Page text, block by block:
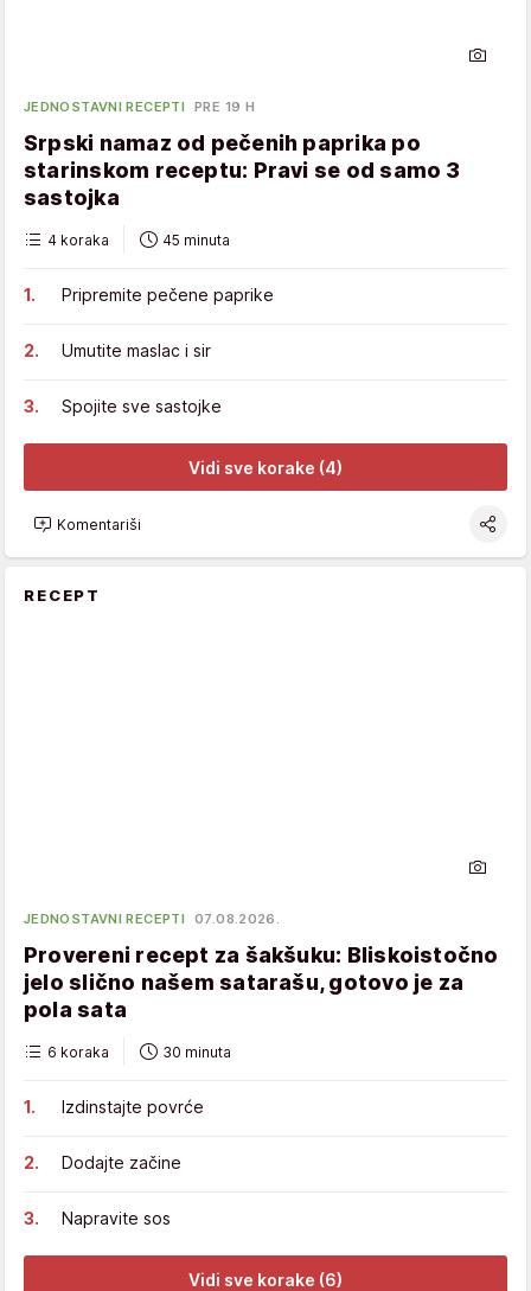
JEDNOSTAVNI RECEPTI PRE 19 H
Srpski namaz od pečenih paprika po
starinskom receptu: Pravi se od samo 3
sastojka
4 koraka 45 minuta
Pripremite pečene paprike
Umutite maslac i sir
Spojite sve sastojke
Vidi sve korake (4)
Komentariši
RECEPT
JEDNOSTAVNI RECEPTI 07.08.2026.
Provereni recept za šakšuku: Bliskoistočno
jelo slično našem satarašu, gotovo je za
pola sata
6 koraka 30 minuta
Izdinstajte povrće
Dodajte začine
Napravite sos
Vidi sve korake (6)